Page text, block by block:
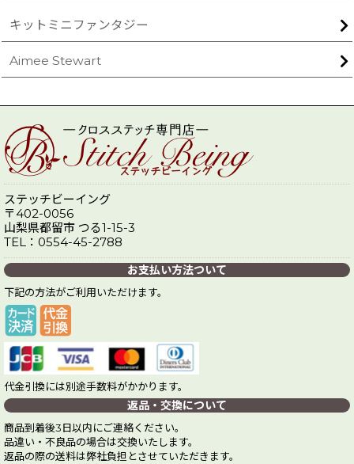
キットミニファンタジー
Aimee Stewart
ステッチビーイング
〒402-0056
山梨県都留市 つる1-15-3
TEL：0554-45-2788
お支払い方法ついて
下記の方法がご利用いただけます。
代金引換には別途手数料がかかります。
返品・交換について
商品到着後3日以内にご連絡ください。
品違い・不良品の場合は交換いたします。
返品の際の送料は弊社負担とさせていただきます。